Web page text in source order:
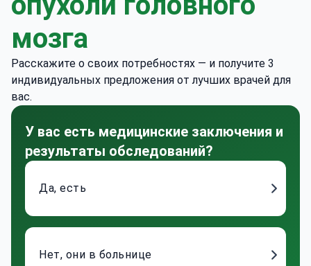
мозга
Расскажите о своих потребностях — и получите 3
индивидуальных предложения от лучших врачей для
вас.
У вас есть медицинские заключения и
результаты обследований?
Да, есть
Нет, они в больнице